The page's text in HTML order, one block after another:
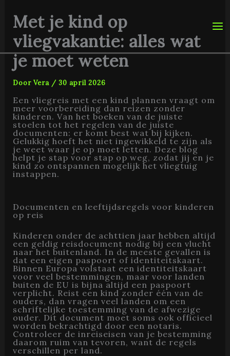
inhoudMet je kind op
vliegvakantie: alles wat
je moet weten
Door Vera / 30 april 2026
Een vliegreis met een kind plannen vraagt om
meer voorbereiding dan reizen zonder
kinderen. Van het boeken van de juiste
stoelen tot het regelen van de juiste
documenten: er komt best wat bij kijken.
Gelukkig hoeft het niet ingewikkeld te zijn als
je weet waar je op moet letten. Deze blog
helpt je stap voor stap op weg, zodat jij en je
kind zo ontspannen mogelijk het vliegtuig
instappen.
Documenten en leeftijdsregels voor kinderen
op reis
Kinderen onder de achttien jaar hebben altijd
een geldig reisdocument nodig bij een vlucht
naar het buitenland. In de meeste gevallen is
dat een eigen paspoort of identiteitskaart.
Binnen Europa volstaat een identiteitskaart
voor veel bestemmingen, maar voor landen
buiten de EU is bijna altijd een paspoort
verplicht. Reist een kind zonder één van de
ouders, dan vragen veel landen om een
schriftelijke toestemming van de afwezige
ouder. Dit document moet soms ook officieel
worden bekrachtigd door een notaris.
Controleer de inreiseisen van je bestemming
daarom ruim van tevoren, want de regels
verschillen per land.